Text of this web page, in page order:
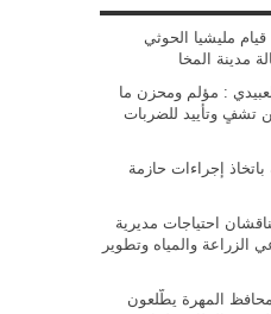
قيام مليشيا الحوثي
مدينة المخا
: مؤلم ومحزن ما
تشفٍ وتأييد للضربات
باتخاذ إجراءات حازمة
احتياجات مديرية
والمياه وتطوير
المهرة يطّلعون